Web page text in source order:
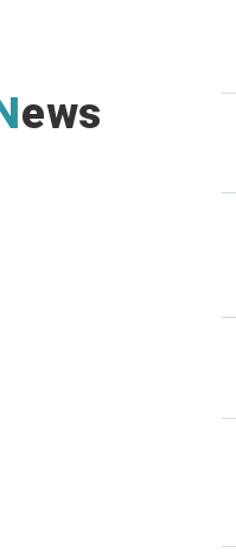
News